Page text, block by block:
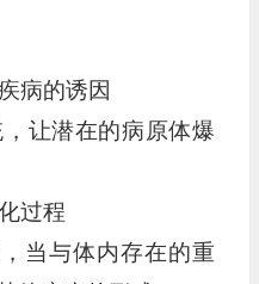
病的诱因
让潜在的病原体爆
过程
当与体内存在的重